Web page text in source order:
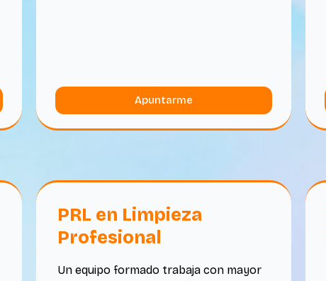
Apuntarme
PRL en Limpieza
Profesional
Un equipo formado trabaja con mayor